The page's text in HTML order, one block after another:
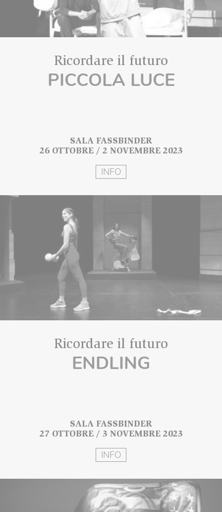
Ricordare il futuro
PICCOLA LUCE
SALA FASSBINDER
26 OTTOBRE / 2 NOVEMBRE 2023
INFO
Ricordare il futuro
ENDLING
SALA FASSBINDER
27 OTTOBRE / 3 NOVEMBRE 2023
INFO